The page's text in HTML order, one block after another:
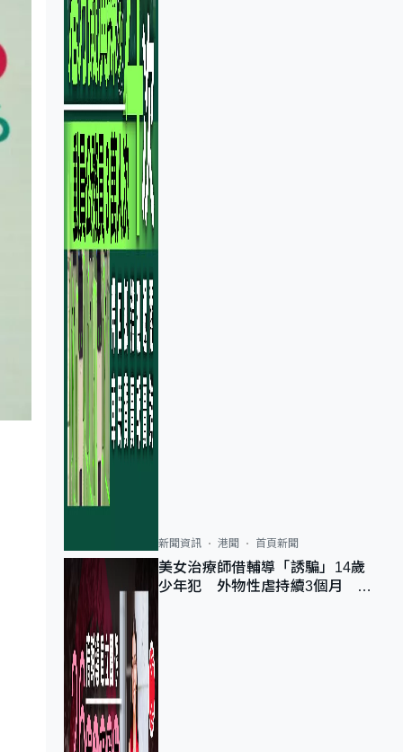
新聞資訊 港聞 首頁新聞
美女治療師借輔導「誘騙」14歲
少年犯 外物性虐持續3個月 受